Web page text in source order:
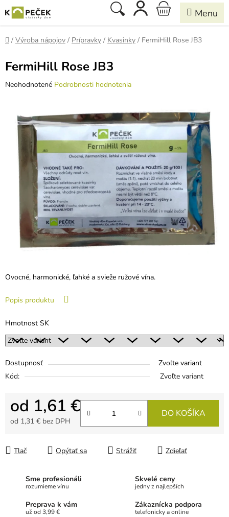
na
obsah
Hľadať
NÁKUPNÝ
KOŠÍK
Domov
/ Výroba nápojov / Prípravky / Kvasinky / FermiHill Rose JB3
Ovocné, harmonické, ľahké a svieže ružové vína.
Popis produktu
Hmotnost SK
Dostupnosť
Zvoľte variant
Kód:
Zvoľte variant
od 1,61 €
od 1,31 € bez DPH
DO KOŠÍKA
Tlač Opýtať sa Strážiť Zdieľať
FermiHill Rose JB3
Priemerné
hviezdičiek.
Neohodnotené Podrobnosti hodnotenia
Sme profesionáli
rozumieme vínu
Skvelé ceny
jedny z najlepších
Preprava k vám
už od 3,99 €
Zákaznícka podpora
telefonicky a online